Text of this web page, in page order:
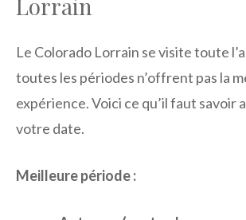
Lorrain
Le Colorado Lorrain se visite toute
toutes les périodes n’offrent pas la
expérience. Voici ce qu’il faut savoir
votre date.
Meilleure période :